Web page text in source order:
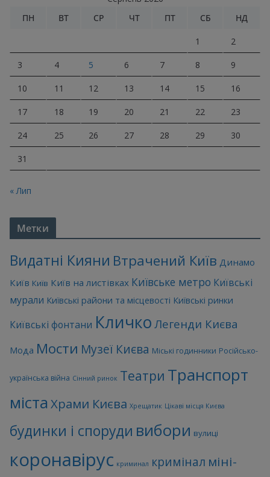
ПН
ВТ СР ЧТ ПТ СБ НД
1 2
3 4 5 6 7 8 9
10 11 12 13 14 15 16
17 18 19 20 21 22 23
24 25 26 27 28 29 30
31
« Лип
Метки
Видатні Кияни Втрачений Київ Динамо
Київ Київ Київ на листівках Київське метро Київські
мурали Київські райони та місцевості Київські ринки
Київські фонтани Кличко Легенди Києва
Мода Мости Музеї Києва Міські годинники Російсько-
українська війна Сінний ринок Театри Транспорт
міста Храми Києва Хрещатик Цікаві місця Києва
будинки і споруди вибори вулиці
коронавірус криминал кримінал міні-